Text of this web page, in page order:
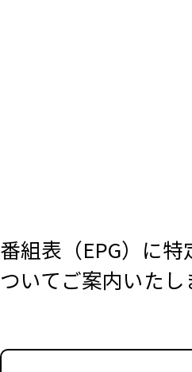
番組表（EPG）に
ついてご案内いたし